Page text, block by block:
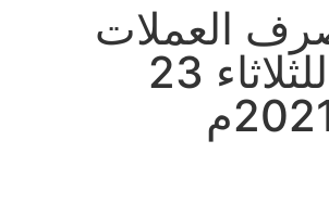
العملات
الاجنبية للثلاثاء 23